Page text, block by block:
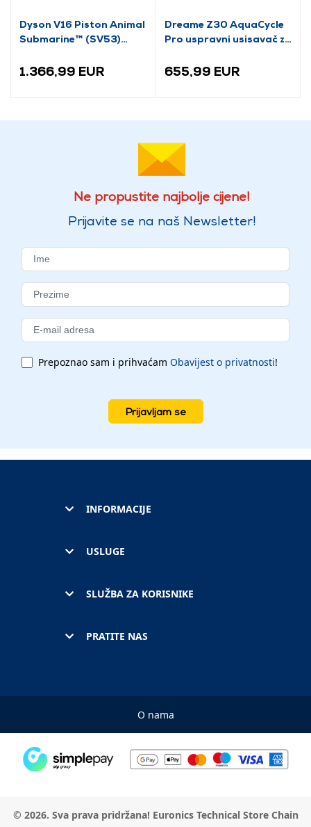
Dyson V16 Piston Animal
Submarine™ (SV53)
čišćenje (492969-01)
1.366,99 EUR
Dreame Z30 AquaCycle
Pro uspravni usisavač za
(VZV37C)
655,99 EUR
Ne propustite najbolje cijene!
Prijavite se na naš Newsletter!
Prepoznao sam i prihvaćam Obavijest o privatnosti!
Prijavljam se
INFORMACIJE
USLUGE
SLUŽBA ZA KORISNIKE
PRATITE NAS
O nama
© 2026. Sva prava pridržana! Euronics Technical Store Chain